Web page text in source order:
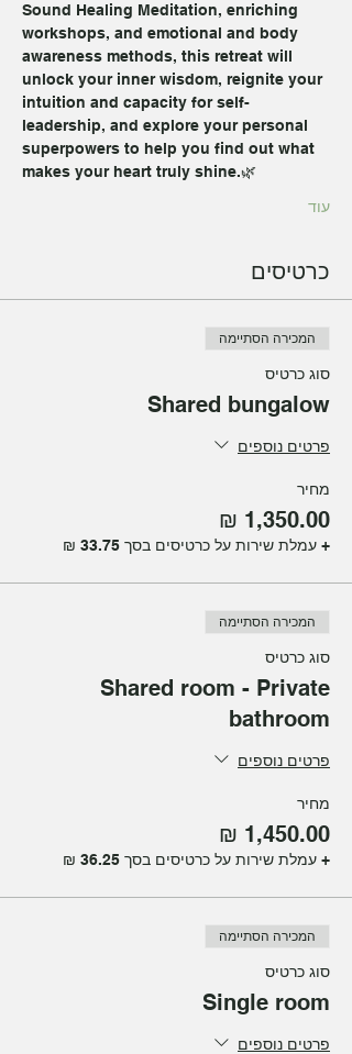
Sound Healing Meditation, enriching
workshops, and emotional and body
awareness methods, this retreat will
unlock your inner wisdom, reignite your
intuition and capacity for self-
leadership, and explore your personal
superpowers to help you find out what
makes your heart truly shine.🌿
עוד
כרטיסים
המכירה הסתיימה
סוג כרטיס
Shared bungalow
פרטים נוספים
מחיר
+ עמלת שירות על כרטיסים בסך ‏33.75 ‏₪
המכירה הסתיימה
סוג כרטיס
Shared room - Private
bathroom
פרטים נוספים
מחיר
+ עמלת שירות על כרטיסים בסך ‏36.25 ‏₪
המכירה הסתיימה
סוג כרטיס
Single room
פרטים נוספים